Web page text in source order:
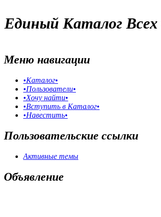
Единый Каталог
Меню навигации
•Каталог•
•Пользователи•
•Хочу найти•
•Вступить в Каталог•
•Навестить•
Пользовательские ссылки
Активные темы
Объявление